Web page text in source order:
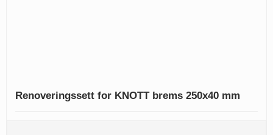
Renoveringssett for KNOTT brems 250x40 mm